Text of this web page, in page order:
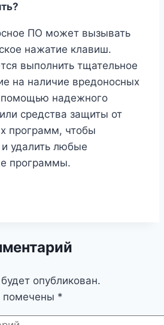
ПО может вызывать
нажатие клавиш.
выполнить тщательное
на наличие вредоносных
надежного
средства защиты от
программ, чтобы
удалить любые
программы.
опубликован.
помечены *